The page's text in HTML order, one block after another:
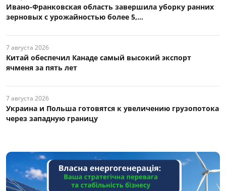
Ивано-Франковская область завершила уборку ранних
зерновых с урожайностью более 5,...
7 августа 2026
Китай обеспечил Канаде самый высокий экспорт
ячменя за пять лет
7 августа 2026
Украина и Польша готовятся к увеличению грузопотока
через западную границу